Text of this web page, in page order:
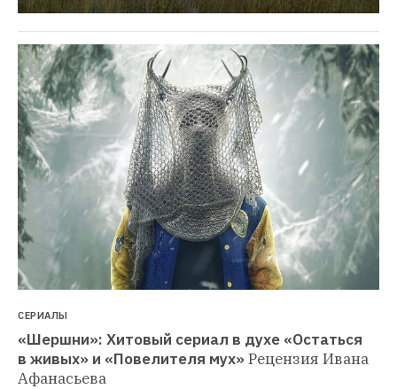
СЕРИАЛЫ
«Шершни»: Хитовый сериал в духе «Остаться
в живых» и «Повелителя мух» Рецензия Ивана
Афанасьева